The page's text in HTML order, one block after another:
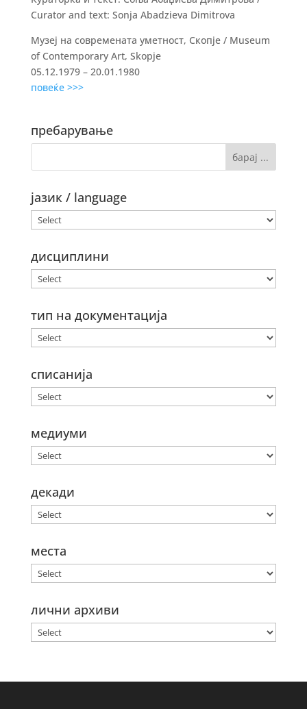
Curator and text: Sonja Abadzieva Dimitrova
Музеј на современата уметност, Скопје / Museum
of Contemporary Art, Skopje
05.12.1979 – 20.01.1980
повеќе >>>
пребарување
јазик / language
дисциплини
тип на документација
списанија
медиуми
декади
места
лични архиви